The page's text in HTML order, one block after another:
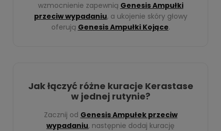
wzmocnienie zapewnią Genesis Ampułki
przeciw wypadaniu, a ukojenie skóry głowy
oferują Genesis Ampułki Kojące.
Jak łączyć różne kuracje Kerastase
w jednej rutynie?
Zacznij od Genesis Ampułek przeciw
wypadaniu, następnie dodaj kurację